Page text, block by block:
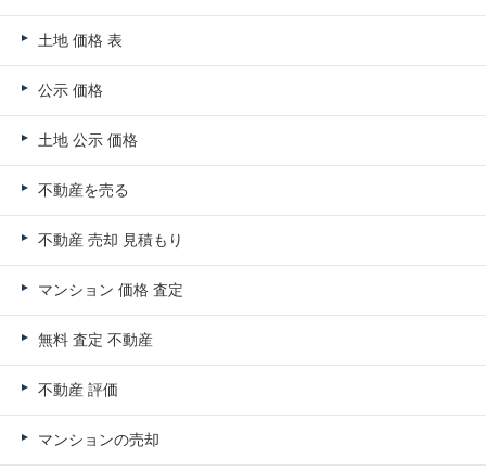
土地 価格 表
公示 価格
土地 公示 価格
不動産を売る
不動産 売却 見積もり
マンション 価格 査定
無料 査定 不動産
不動産 評価
マンションの売却